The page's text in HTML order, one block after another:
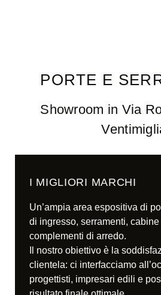
PORTE E
Showroom in Via
I MIGLIORI MARCHI
Un’ampia area espositiva di
di ingresso, serramenti,
complementi di arredo.
Il nostro obiettivo è la
clientela: ci interfacciamo
progettisti, impresari edili e